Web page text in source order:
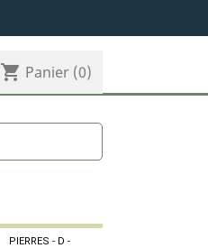
shopping_cart Panier (0)
PIERRES - D -